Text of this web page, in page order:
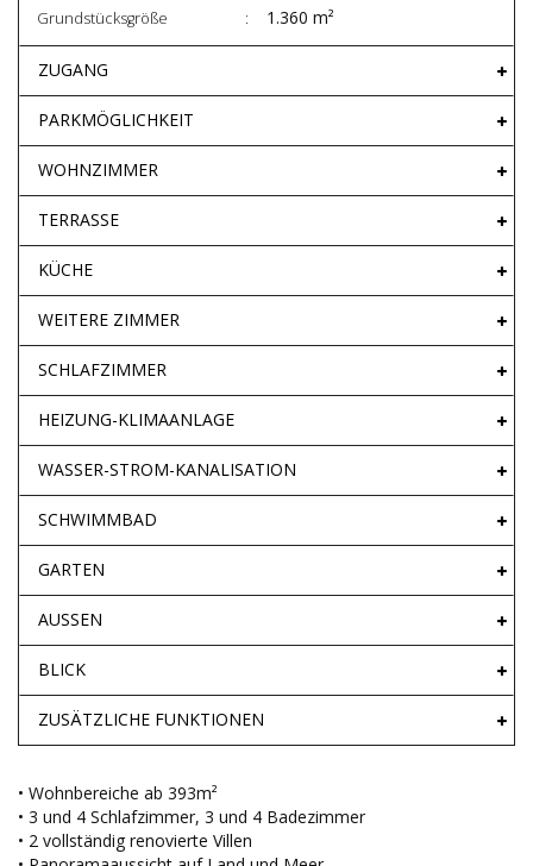
Grundstücksgröße 1.360 m²
ZUGANG
PARKMÖGLICHKEIT
WOHNZIMMER
TERRASSE
KÜCHE
WEITERE ZIMMER
SCHLAFZIMMER
HEIZUNG-KLIMAANLAGE
WASSER-STROM-KANALISATION
SCHWIMMBAD
GARTEN
AUSSEN
BLICK
ZUSÄTZLICHE FUNKTIONEN
• Wohnbereiche ab 393m²
• 3 und 4 Schlafzimmer, 3 und 4 Badezimmer
• 2 vollständig renovierte Villen